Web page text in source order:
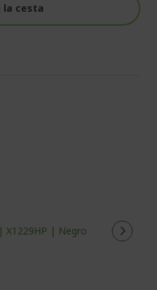
la cesta